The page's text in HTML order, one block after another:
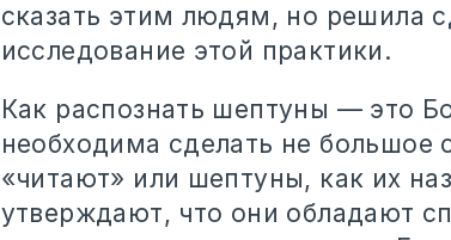
сказать этим людям, но решила
исследование этой практики.
Как распознать шептуны — это
необходима сделать не большое
«читают» или шептуны, как их
утверждают, что они обладают